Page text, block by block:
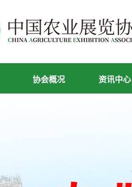
协会概况 资讯中心